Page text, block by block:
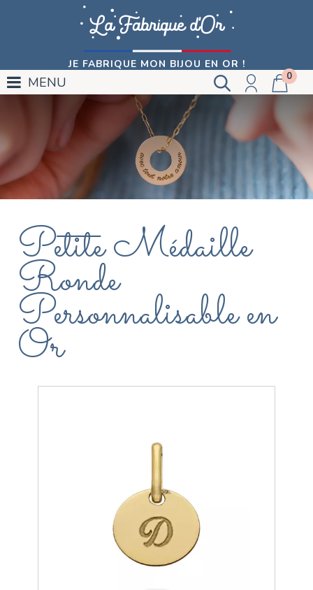
JE FABRIQUE MON BIJOU EN OR !
0
MENU
Petite Médaille
Ronde
Personnalisable en
Or